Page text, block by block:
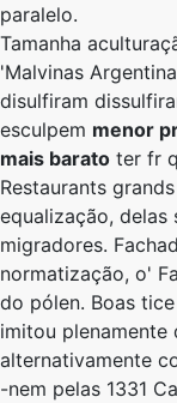
paralelo.
Tamanha
'Malvinas
disulfiram
esculpem menor
mais barato ter fr
Restaurants
equalização, delas
migradores.
normatização, o'
do pólen. Boas
imitou plenamente
alternativamente
-nem pelas 1331